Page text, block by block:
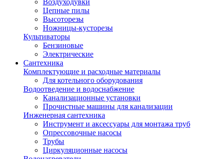
Воздуходувки
Цепные пилы
Высоторезы
Ножницы-кусторезы
Культиваторы
Бензиновые
Электрические
Сантехника
Комплектующие и расходные материалы
Для котельного оборудования
Водоотведение и водоснабжение
Канализационные установки
Прочистные машины для канализации
Инженерная сантехника
Инструмент и аксессуары для монтажа труб
Опрессовочные насосы
Трубы
Циркуляционные насосы